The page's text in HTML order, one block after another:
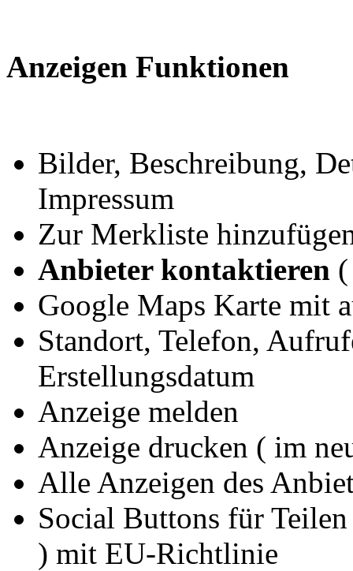
Anzeigen Funktionen
Bilder, Beschreibung,
Impressum
Zur Merkliste
Anbieter kontaktieren
Google Maps Karte mit
Standort, Telefon,
Erstellungsdatum
Anzeige melden
Anzeige drucken ( im
Alle Anzeigen des
Social Buttons für
) mit EU-Richtlinie